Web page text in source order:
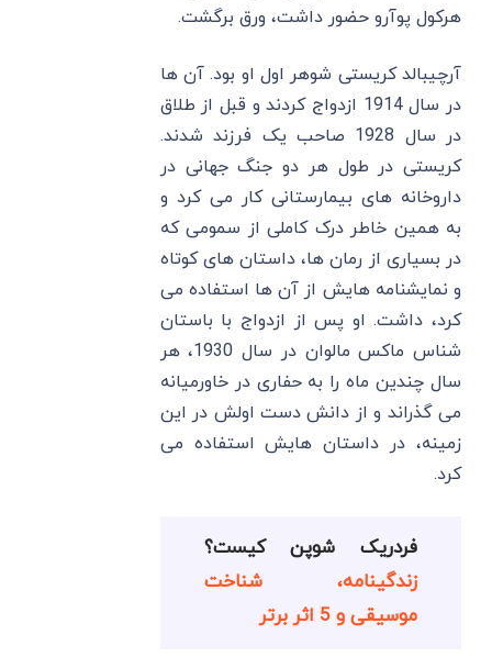
هرکول پوآرو حضور داشت، ورق برگشت.
آرچیبالد کریستی شوهر اول او بود. آن ها
در سال 1914 ازدواج کردند و قبل از طلاق
در سال 1928 صاحب یک فرزند شدند.
کریستی در طول هر دو جنگ جهانی در
داروخانه‌ های بیمارستانی کار می ‌کرد و
به همین خاطر درک کاملی از سمومی که
در بسیاری از رمان ‌ها، داستان‌ های کوتاه
و نمایشنامه ‌هایش از آن ها استفاده می
‌کرد، داشت. او پس از ازدواج با باستان
‌شناس ماکس مالوان در سال 1930، هر
سال چندین ماه را به حفاری در خاورمیانه
می‌ گذراند و از دانش دست اولش در این
زمینه، در داستان ‌هایش استفاده می
‌کرد.
فردریک شوپن کیست؟
زندگینامه، شناخت
موسیقی و 5 اثر برتر